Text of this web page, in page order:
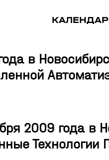
в
2009 года в
Технологии